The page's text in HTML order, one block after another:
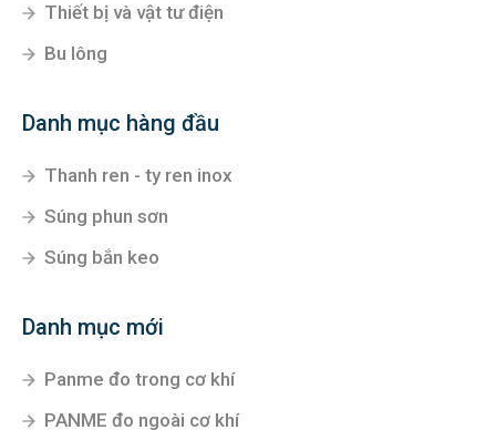
Thiết bị và vật tư điện
Bu lông
Danh mục hàng đầu
Thanh ren - ty ren inox
Súng phun sơn
Súng bắn keo
Danh mục mới
Panme đo trong cơ khí
PANME đo ngoài cơ khí